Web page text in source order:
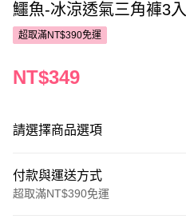
鱷魚-冰涼透氣三角褲3入
超取滿NT$390免運
NT$349
請選擇商品選項
付款與運送方式
超取滿NT$390免運